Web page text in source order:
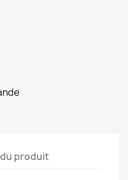
produit